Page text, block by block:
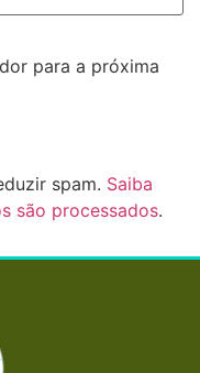
para a próxima
spam. Saiba
são processados.